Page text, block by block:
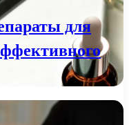
для